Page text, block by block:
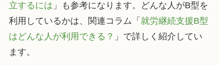
立するには 」も参考になります。どんな人がB型を
利用しているかは、関連コラム「 就労継続支援B型
はどんな人が利用できる？ 」で詳しく紹介してい
ます。